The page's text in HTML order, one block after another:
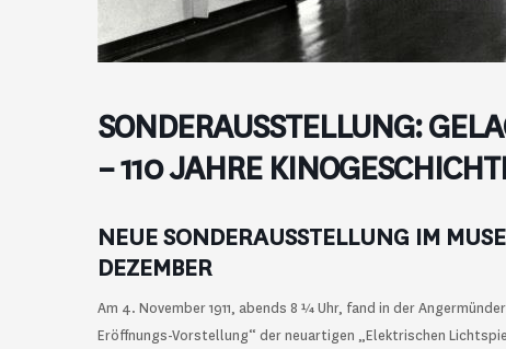
SONDERAUSSTELLUNG:
– 110 JAHRE
NEUE SONDERAUSSTELLUNG IM
DEZEMBER
Am 4. November 1911, abends 8 ¼ Uhr, fand in der
Eröffnungs-Vorstellung“ der neuartigen „Elektrischen